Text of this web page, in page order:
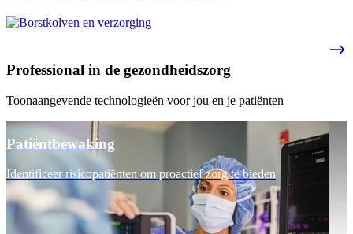
Professional in de gezondheidszorg
Toonaangevende technologieën voor jou en je patiënten
Patiëntbewaking
Identificeer risicopatiënten om proactief zorg te bieden